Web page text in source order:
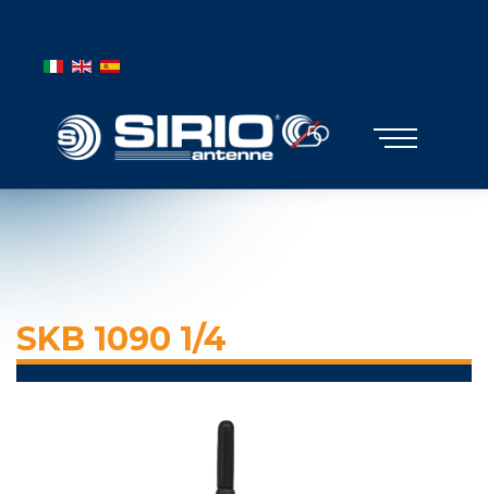
Выберите язык
SKB 1090 1/4